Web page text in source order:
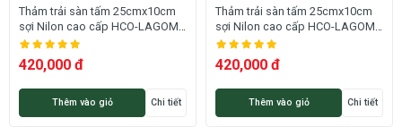
Thảm trải sàn tấm 25cmx10cm
sợi Nilon cao cấp HCO-LAGOM
14 HNM
420,000 đ
Thêm vào giỏ Chi tiết
Thảm trải sàn tấm 25cmx10cm
sợi Nilon cao cấp HCO-LAGOM
11 HNM
420,000 đ
Thêm vào giỏ Chi tiết